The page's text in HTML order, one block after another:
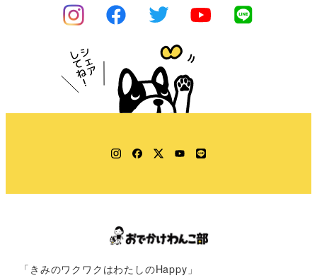
Instagram
Facebook
TwitterYouTube
LINE
「きみのワクワクはわたしのHappy」